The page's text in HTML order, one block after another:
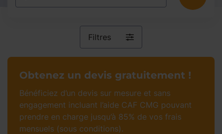
Filtres
Obtenez un devis gratuitement !
Bénéficiez d’un devis sur mesure et sans
engagement incluant l’aide CAF CMG pouvant
prendre en charge jusqu’à 85% de vos frais
mensuels (sous conditions).